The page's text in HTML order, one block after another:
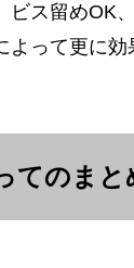
ビス留めOK
よって更に
てのまと